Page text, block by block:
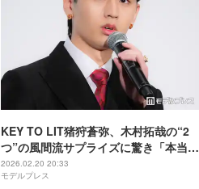
KEY TO LIT猪狩蒼弥、木村拓哉の“2
つ”の風間流サプライズに驚き「本当に
腰を抜かしちゃって」【教場
Requiem】
2026.02.20 20:33
モデルプレス